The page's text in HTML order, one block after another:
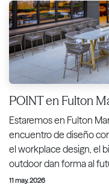
POINT en Fulton
Estaremos en Fulton
encuentro de diseño
el workplace design, el
outdoor dan forma al
11 may. 2026